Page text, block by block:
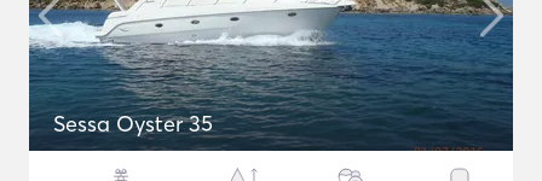
Sessa Oyster 35